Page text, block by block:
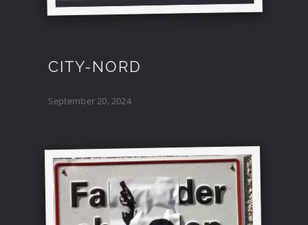
CITY-NORD
September 20, 2024